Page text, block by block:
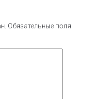
Обязательные поля